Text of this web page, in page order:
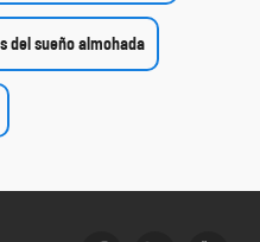
del sueño almohada